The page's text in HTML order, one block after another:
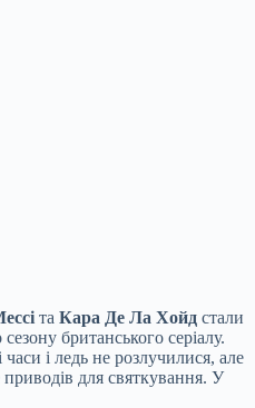
та Кара Де Ла Хойд стали
британського серіалу.
і ледь не розлучилися, але
для святкування. У